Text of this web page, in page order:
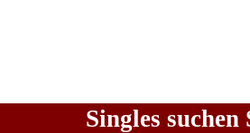
Singles